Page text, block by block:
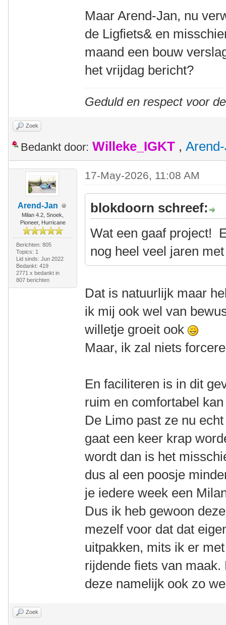
Maar Arend-Jan, nu
de Ligfiets& en
maand een bouw
het vrijdag bericht?
Geduld en respect voor
Zoek
Bedankt door: Willeke_IGKT ,
Arend-Jan
Milan 4.2, Snoek,
Pioneer, Hurricane
Berichten: 805
Topics: 1
Lid sinds: Jun 2022
Bedankt: 419
2771 x bedankt in
807 berichten
17-May-2026, 11:08 AM
blokdoorn schreef:
Wat een gaaf project!
nog heel veel jaren
Dat is natuurlijk maar
ik mij ook wel van
willetje groeit ook
Maar, ik zal niets
En faciliteren is in dit
ruim en comfortabel
De Limo past ze nu
gaat een keer krap
wordt dan is het
dus al een poosje
je iedere week een
Dus ik heb gewoon
mezelf voor dat dat
uitpakken, mits ik er
rijdende fiets van
deze namelijk ook zo
Zoek